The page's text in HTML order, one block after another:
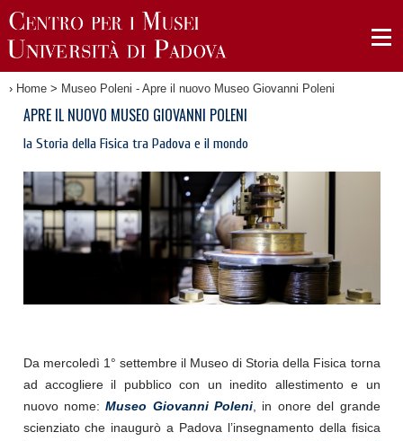
› Home > Museo Poleni - Apre il nuovo Museo Giovanni Poleni
APRE IL NUOVO MUSEO GIOVANNI POLENI
la Storia della Fisica tra Padova e il mondo
Da mercoledì 1° settembre il Museo di Storia della Fisica torna
ad accogliere il pubblico con un inedito allestimento e un
nuovo nome:Museo Giovanni Poleni , in onore del grande
scienziato che inaugurò a Padova l’insegnamento della fisica